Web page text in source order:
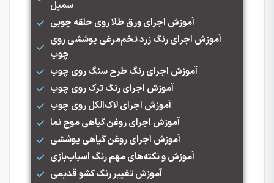
سمپل
آموزش اجرای ورق طلا روی حلقه چوبی
آموزش اجرای رنگ زرد تخم‌مرغی پوششی روی
چوب
آموزش اجرای رنگ طرح سنگ روی چوب
آموزش اجرای رنگ ترک روی چوب
آموزش اجرای لاک‌الکل روی چوب
آموزش اجرای روغن گیاهی موج نما
آموزش اجرای روغن گیاهی پوششی
آموزش و نکته‌های مهم رنگ اسباب‌بازی
آموزش تغییر رنگ کشو قدیمی